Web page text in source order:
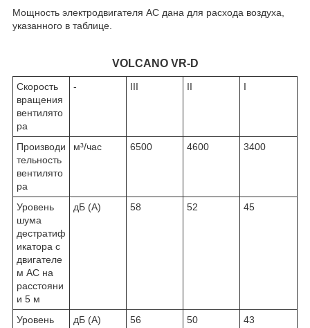
Мощность электродвигателя AC дана для расхода воздуха,
указанного в таблице.
VOLCANO VR-D
Скорость
вращения
вентилято
ра
- III II I
Производи
тельность
вентилято
ра
м³/час 6500 4600 3400
Уровень
шума
дестратиф
икатора с
двигателе
м AC на
расстояни
и 5 м
дБ (А) 58 52 45
Уровень
дБ (А) 56 50 43